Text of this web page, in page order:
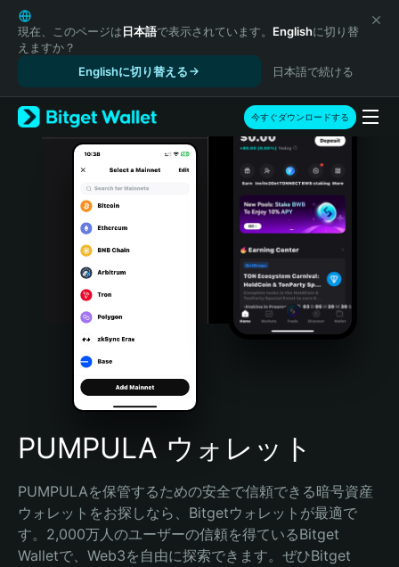
English
日本語
Tiếng Việt
Español (Latinoamérica)
Türkçe
Italiano
Português (Portugal)
Bahasa Indonesia
Português (Brasil)
Español (Argentina)
現在、このページは日本語で表示されています。 Englishに切り替
えますか？
Englishに切り替える
日本語で続ける
今すぐダウンロードする
PUMPULA ウォレット
PUMPULAを保管するための安全で信頼できる暗号資産
ウォレットをお探しなら、Bitgetウォレットが最適で
す。2,000万人のユーザーの信頼を得ているBitget
Walletで、Web3を自由に探索できます。ぜひBitget